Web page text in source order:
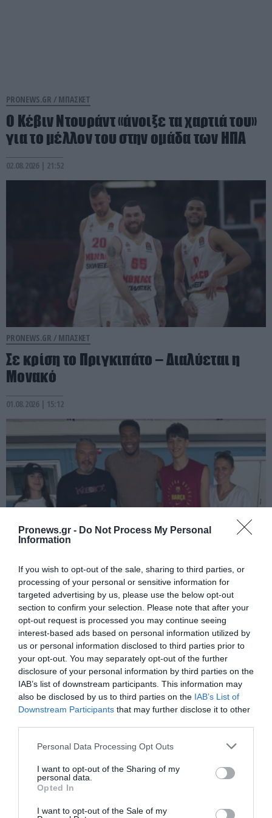
Pronews.gr - Do Not Process My Personal
Information
If you wish to opt-out of the sale, sharing to third parties, or
processing of your personal or sensitive information for
targeted advertising by us, please use the below opt-out
section to confirm your selection. Please note that after your
opt-out request is processed you may continue seeing
interest-based ads based on personal information utilized by
us or personal information disclosed to third parties prior to
your opt-out. You may separately opt-out of the further
disclosure of your personal information by third parties on the
IAB’s list of downstream participants. This information may
also be disclosed by us to third parties on the IAB’s List of
Downstream Participants that may further disclose it to other
Please note that this website/app uses one or more Google
not limited to your visit or usage behaviour. You may click to
grant or deny consent to Google and its third-party tags to
use your data for below specified purposes in below Google
consent section.
Personal Data Processing Opt Outs
I want to opt-out of the Sharing of my
personal data.
Opted In
I want to opt-out of the Sale of my
PRONEWS.GR / ΜΠΑΣΚΕΤ
Ο Κέβιν Ντουράντ «άνοιξε τα χαρτιά του»
για το μέλλον του στην ομάδα των ΗΠΑ
02.08.2026 | 21:52
PRONEWS.GR / ΜΠΑΣΚΕΤ
Σε κρίση το Πριγκιπάτο – Διαλύεται η
Μονακό
01.08.2026 | 15:12
PRONEWS.GR / ΜΠΑΣΚΕΤ
Ο Γ.Αντετοκούνμπο προπονήθηκε και
«δίδαξε» το μεγαλύτερο ταλέντο της
Ευρώπης, Ν.Κοστούριτσα (φώτο)
30.07.2026 | 22:32